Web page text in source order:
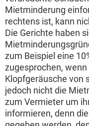
Mietminderung
rechtens ist, kann
Die Gerichte haben
zum Beispiel eine
zugesprochen,
Klopfgeräusche von
jedoch nicht die
zum Vermieter um
informieren, denn